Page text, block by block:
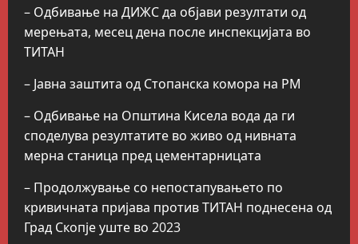
– Одбивање на ДИЖС да објави резултати од
мерењата, месец дена после инспекцијата во
ТИТАН
– Јавна заштита од Стопанска комора на РМ
– Одбивање на Општина Кисела вода да ги
споделува резултатите во живо од нивната
мерна станица пред цементарницата
– Продолжување со непостапувањето по
кривичната пријава против ТИТАН поднесена од
Град Скопје уште во 2023